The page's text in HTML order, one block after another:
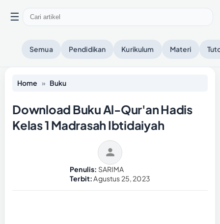
☰
Semua Pendidikan Kurikulum Materi
Home » Buku
Download Buku Al-Qur'an Hadis
Kelas 1 Madrasah Ibtidaiyah
Penulis: SARIMA
Terbit:Agustus 25, 2023